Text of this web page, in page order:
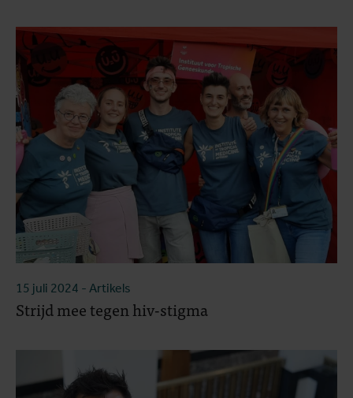
15 juli 2024 - Artikels
Strijd mee tegen hiv-stigma